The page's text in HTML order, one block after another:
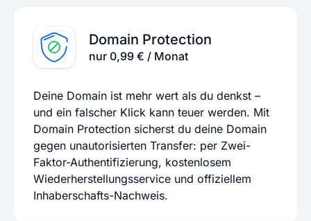
Domain Protection
nur 0,99 € / Monat
Deine Domain ist mehr wert als du denkst –
und ein falscher Klick kann teuer werden. Mit
Domain Protection sicherst du deine Domain
gegen unautorisierten Transfer: per Zwei-
Faktor-Authentifizierung, kostenlosem
Wiederherstellungsservice und offiziellem
Inhaberschafts-Nachweis.